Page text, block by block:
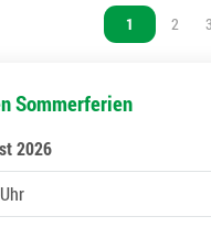
Vous êtes sur
1 Vous
2 3
Sommerferien
2026